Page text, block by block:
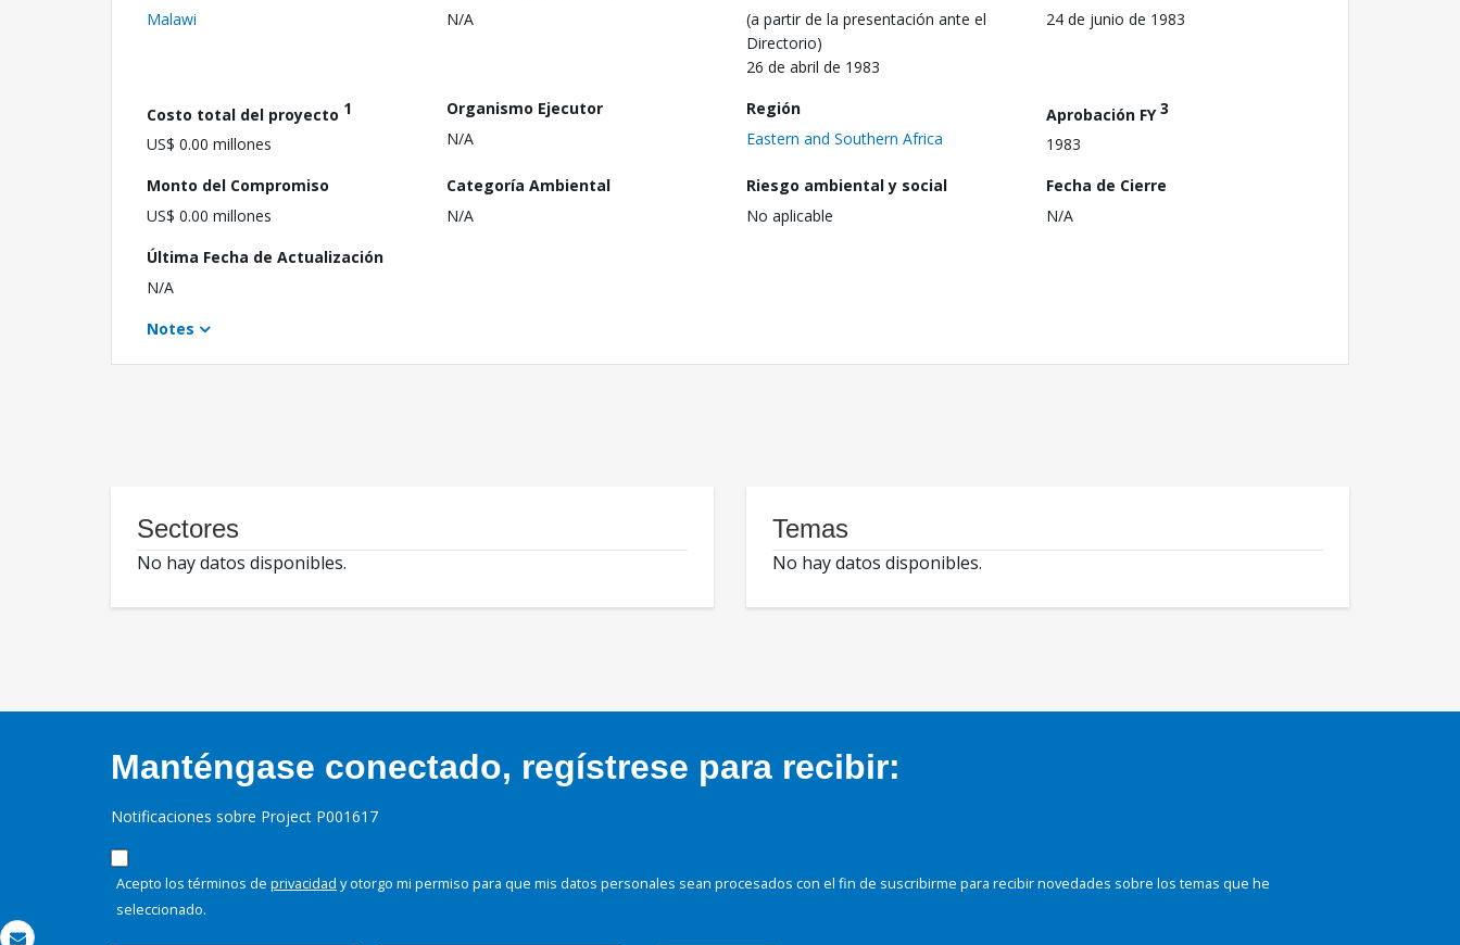
Malawi
N/A
(a partir de la presentación ante el
Directorio)
26 de abril de 1983
24 de junio de 1983
Costo total del proyecto 1
US$ 0.00 millones
Organismo Ejecutor
N/A
Región
Eastern and Southern Africa
Aprobación FY3
1983
Monto del Compromiso
US$ 0.00 millones
Categoría Ambiental
N/A
Riesgo ambiental y social
No aplicable
Fecha de Cierre
N/A
Última Fecha de Actualización
N/A
Notes
Sectores
No hay datos disponibles.
Temas
No hay datos disponibles.
Manténgase conectado, regístrese para recibir:
Notificaciones sobre Project P001617
Acepto los términos de privacidad y otorgo mi permiso para que mis datos personales sean procesados con el fin de suscribirme para recibir novedades sobre los temas que he
seleccionado.